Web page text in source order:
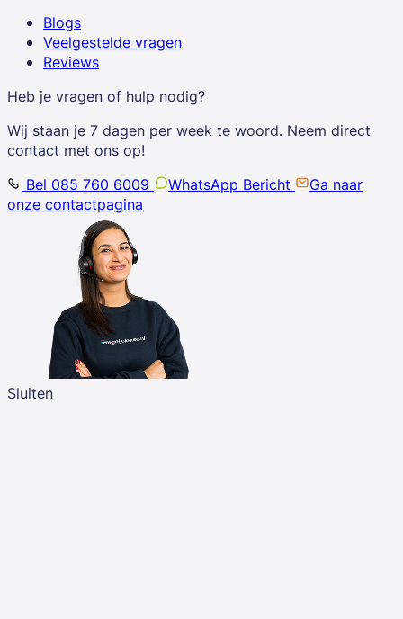
Blogs
Veelgestelde vragen
Reviews
Heb je vragen of hulp nodig?
Wij staan je 7 dagen per week te woord. Neem direct
contact met ons op!
Bel 085 760 6009
WhatsApp Bericht
Ga naar
onze contactpagina
Sluiten